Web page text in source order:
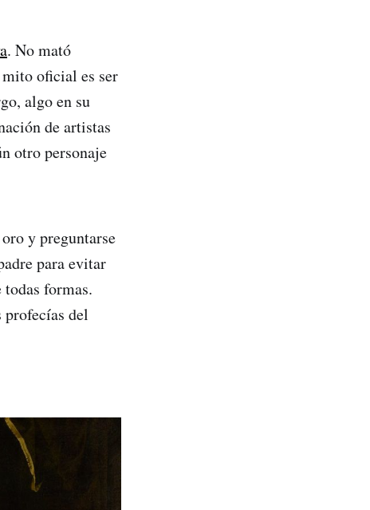
. No mató
oficial es ser
algo en su
de artistas
otro personaje
y preguntarse
para evitar
formas.
profecías del